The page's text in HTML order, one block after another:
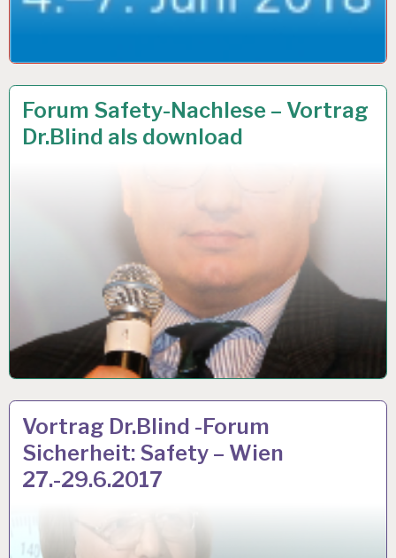
ARBEIT
UND
GESUNDHEIT…
Forum Safety-Nachlese – Vortrag
Dr.Blind als download
6 JULI 2017
ARBEIT
UND
GESUNDHEIT…
Vortrag Dr.Blind -Forum
Sicherheit: Safety – Wien
27.-29.6.2017
31 MÄRZ 2017